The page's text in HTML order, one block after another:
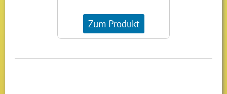
Zum Produkt